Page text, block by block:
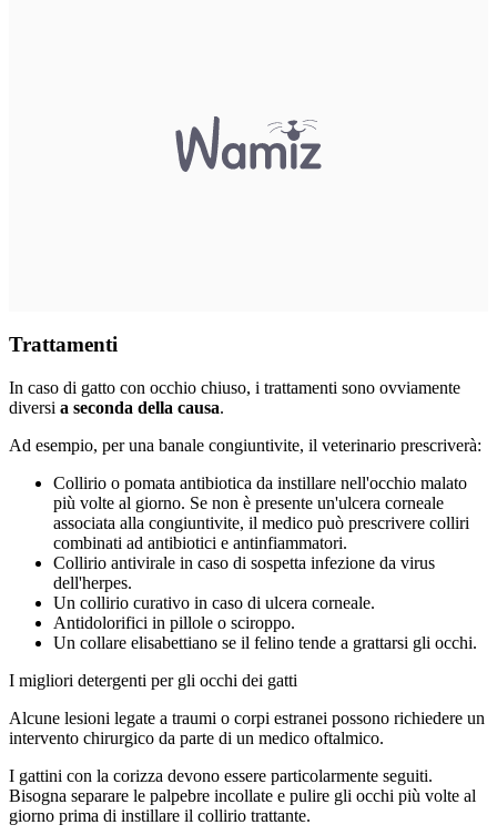
Trattamenti
In caso di gatto con occhio chiuso, i trattamenti sono ovviamente
diversi a seconda della causa.
Ad esempio, per una banale congiuntivite, il veterinario prescriverà:
Collirio o pomata antibiotica da instillare nell'occhio malato
più volte al giorno. Se non è presente un'ulcera corneale
associata alla congiuntivite, il medico può prescrivere colliri
combinati ad antibiotici e antinfiammatori.
Collirio antivirale in caso di sospetta infezione da virus
dell'herpes.
Un collirio curativo in caso di ulcera corneale.
Antidolorifici in pillole o sciroppo.
Un collare elisabettiano se il felino tende a grattarsi gli occhi.
I migliori detergenti per gli occhi dei gatti
Alcune lesioni legate a traumi o corpi estranei possono richiedere un
intervento chirurgico da parte di un medico oftalmico.
I gattini con la corizza devono essere particolarmente seguiti.
Bisogna separare le palpebre incollate e pulire gli occhi più volte al
giorno prima di instillare il collirio trattante.